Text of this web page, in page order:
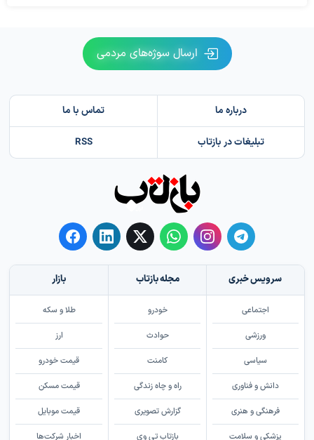
ارسال سوژه‌های مردمی
درباره ما تماس با ما
تبلیغات در بازتاب RSS
سرویس خبری
اجتماعی
ورزشی
سیاسی
دانش و فناوری
فرهنگی و هنری
پزشکی و سلامت
مجله بازتاب
خودرو
حوادث
کامنت
راه و چاه زندگی
گزارش تصویری
بازتاب تی وی
بازار
طلا و سکه
ارز
قیمت خودرو
قیمت مسکن
قیمت موبایل
اخبار شرکت‌ها